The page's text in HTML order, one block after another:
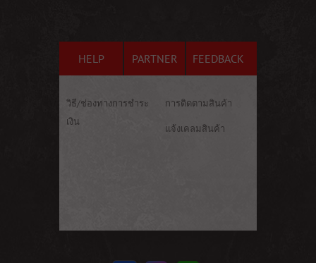
HELP PARTNER FEEDBACK
วิธี/ช่องทางการชำระ
เงิน
การติดตามสินค้า
แจ้งเคลมสินค้า